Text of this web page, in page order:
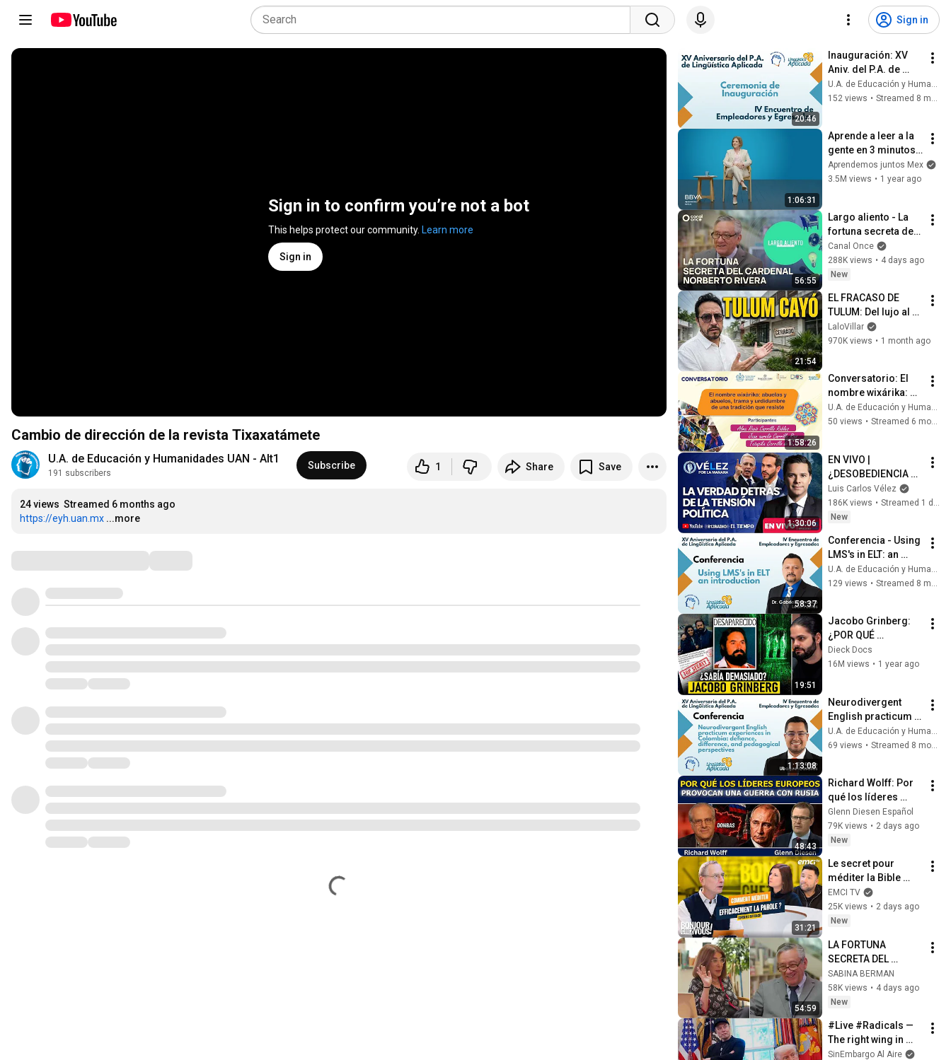
Sign in
Sign in to confirm you’re not a bot
This helps protect our community. Learn more
Sign in
Cambio de dirección de la revista Tixaxatámete
U.A. de Educación y Humanidades UAN - Alt1
191 subscribers
Subscribe 1 Share Save
24 views Streamed 6 months ago
https://eyh.uan.mx ...more
20:46
Inauguración: XV
Aniv. del P.A. de
Lingüística Aplicada
y el IV Encuentro de
U.A. de Educación y Humanidades UAN - Alt1
152 views • Streamed 8 months ago
1:06:31
Aprende a leer a la
gente en 3 minutos |
Bárbara Tijerina,
experta en
Aprendemos juntos Mex
3.5M views • 1 year ago
56:55
Largo aliento - La
fortuna secreta del
Cardenal Norberto
Rivera (01/08/2026)
Canal Once
288K views • 4 days ago
New
21:54
EL FRACASO DE
TULUM: Del lujo al
abandono (Crónica
de una crisis)
LaloVillar
970K views • 1 month ago
1:58:26
Conversatorio: El
nombre wixárika:
abuelas y abuelos,
trama, urdidumbre
U.A. de Educación y Humanidades UAN - Alt1
50 views • Streamed 6 months ago
1:30:06
EN VIVO |
¿DESOBEDIENCIA
CIVIL? PETRO VS.
ABELARDO A 48
HORAS DE LA
por la mañana
Luis Carlos Vélez
186K views •
New
58:37
Conferencia - Using
LMS's in ELT: an
introduction
U.A. de Educación y Humanidades UAN - Alt1
129 views • Streamed 8 months ago
19:51
Jacobo Grinberg:
¿POR QUÉ
DESAPARECIÓ? |
Documental
Dieck Docs
16M views • 1 year ago
1:13:08
Neurodivergent
English practicum
exp. in Col.:
defiance,
perspectives
69 views • Streamed 8 months ago
48:43
Richard Wolff: Por
qué los líderes
europeos provocan
una guerra con
Rusia
Glenn Diesen Español
79K views • 2 days ago
New
31:21
Le secret pour
méditer la Bible
efficacement
EMCI TV
25K views • 2 days ago
New
54:59
LA FORTUNA
SECRETA DEL
CARDENAL
NORBERTO RIVERA.
LARGO ALIENTO con
SABINA BERMAN
58K views • 4 days ago
New
#Live #Radicals —
The right wing in
Mexico, the US, and
SinEmbargo Al Aire